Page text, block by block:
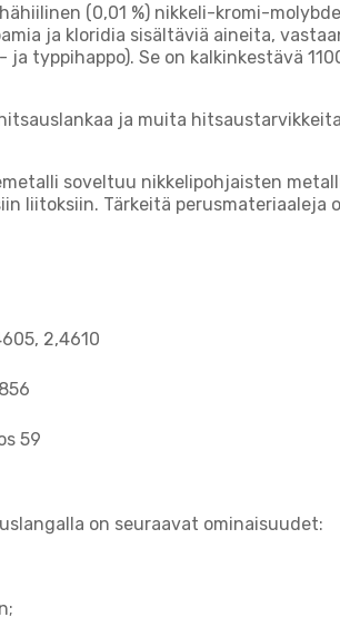
(0,01 %) nikkeli-kromi-
ja kloridia sisältäviä aineita,
typpihappo). Se on kalkinkestävä
ja muita
soveltuu nikkelipohjaisten
liitoksiin. Tärkeitä perusmateriaaleja
2,4610
59
on seuraavat ominaisuudet: